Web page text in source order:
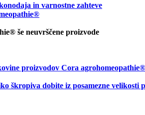
in varnostne zahteve
še neuvrščene proizvode
proizvodov Cora agrohomeopathie®
škropiva dobite iz posamezne velikosti